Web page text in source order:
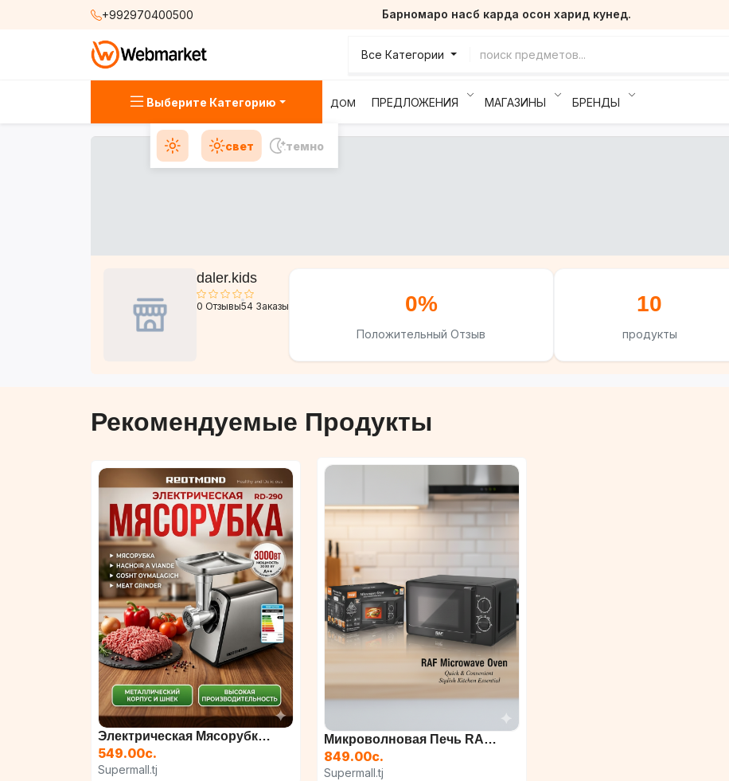
+992970400500 Барномаро насб карда осон харид кунед.
Все Категории
Выберите Категорию ДОМ ПРЕДЛОЖЕНИЯ МАГАЗИНЫ БРЕНДЫ
свет темно
daler.kids
0 Отзывы54 Заказы 0%
Положительный Отзыв
10
продукты
Рекомендуемые Продукты
Электрическая Мясорубка R...
549.00с.
Supermall.tj
Микроволновая Печь RAF R....
849.00с.
Supermall.tj